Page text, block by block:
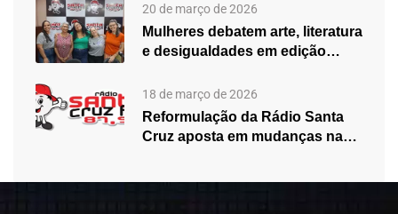
20 de março de 2026
Mulheres debatem arte, literatura
e desigualdades em edição
18 de março de 2026
Reformulação da Rádio Santa
Cruz aposta em mudanças na